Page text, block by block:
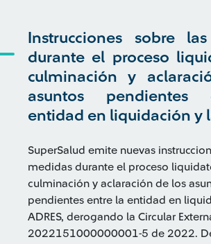
Instrucciones sobre
durante el proceso
culminación y
asuntos
entidad en liquidación y
SuperSalud emite nuevas
medidas durante el proceso
culminación y aclaración de los
pendientes entre la entidad en
ADRES, derogando la Circular
2022151000000001-5 de 2022.